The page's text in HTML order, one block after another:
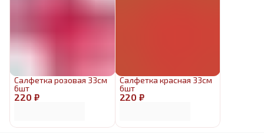
220 ₽
Салфетка розовая 33см
6шт
220 ₽
Салфетка красная 33см
6шт